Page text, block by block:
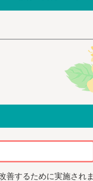
するために実施されま